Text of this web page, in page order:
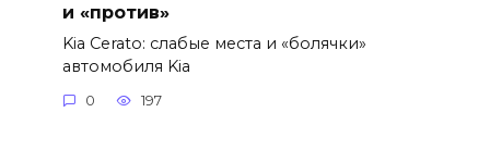
и «против»
Kia Cerato: слабые места и «болячки»
автомобиля Kia
0 197